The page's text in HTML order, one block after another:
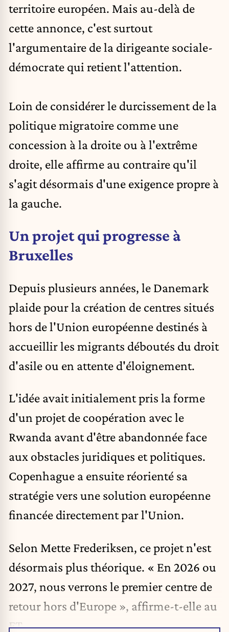
territoire européen. Mais au-delà de
cette annonce, c'est surtout
l'argumentaire de la dirigeante sociale-
démocrate qui retient l'attention.
Loin de considérer le durcissement de la
politique migratoire comme une
concession à la droite ou à l'extrême
droite, elle affirme au contraire qu'il
s'agit désormais d'une exigence propre à
la gauche.
Un projet qui progresse à
Bruxelles
Depuis plusieurs années, le Danemark
plaide pour la création de centres situés
hors de l'Union européenne destinés à
accueillir les migrants déboutés du droit
d'asile ou en attente d'éloignement.
L'idée avait initialement pris la forme
d'un projet de coopération avec le
Rwanda avant d'être abandonnée face
aux obstacles juridiques et politiques.
Copenhague a ensuite réorienté sa
stratégie vers une solution européenne
financée directement par l'Union.
Selon Mette Frederiksen, ce projet n'est
désormais plus théorique. « En 2026 ou
2027, nous verrons le premier centre de
retour hors d'Europe », affirme-t-elle au
FT.